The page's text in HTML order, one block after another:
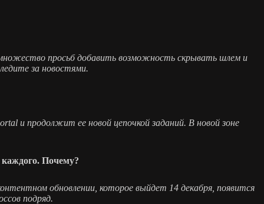
просьб добавить возможность скрывать шлем и
за новостями.
и продолжит ее новой цепочкой заданий. В новой зоне
каждого. Почему?
обновлении, которое выйдет 14 декабря, появится
подряд.